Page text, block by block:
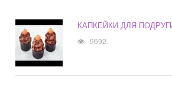
КАПКЕЙКИ ДЛЯ
9692